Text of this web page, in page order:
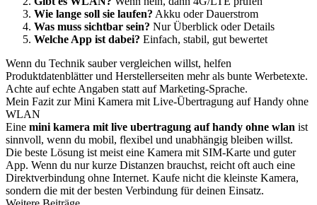
Wie lange soll sie laufen? Akku oder Dauerstrom
Was muss sichtbar sein? Nur Überblick oder Details
Welche App ist dabei? Einfach, stabil, gut bewertet
Wenn du Technik sauber vergleichen willst, helfen
Produktdatenblätter und Herstellerseiten mehr als bunte Werbetexte.
Achte auf echte Angaben statt auf Marketing-Sprache.
Mein Fazit zur Mini Kamera mit Live-Übertragung auf Handy ohne
WLAN
Eine mini kamera mit live ubertragung auf handy ohne wlan ist
sinnvoll, wenn du mobil, flexibel und unabhängig bleiben willst.
Die beste Lösung ist meist eine Kamera mit SIM-Karte und guter
App. Wenn du nur kurze Distanzen brauchst, reicht oft auch eine
Direktverbindung ohne Internet. Kaufe nicht die kleinste Kamera,
sondern die mit der besten Verbindung für deinen Einsatz.